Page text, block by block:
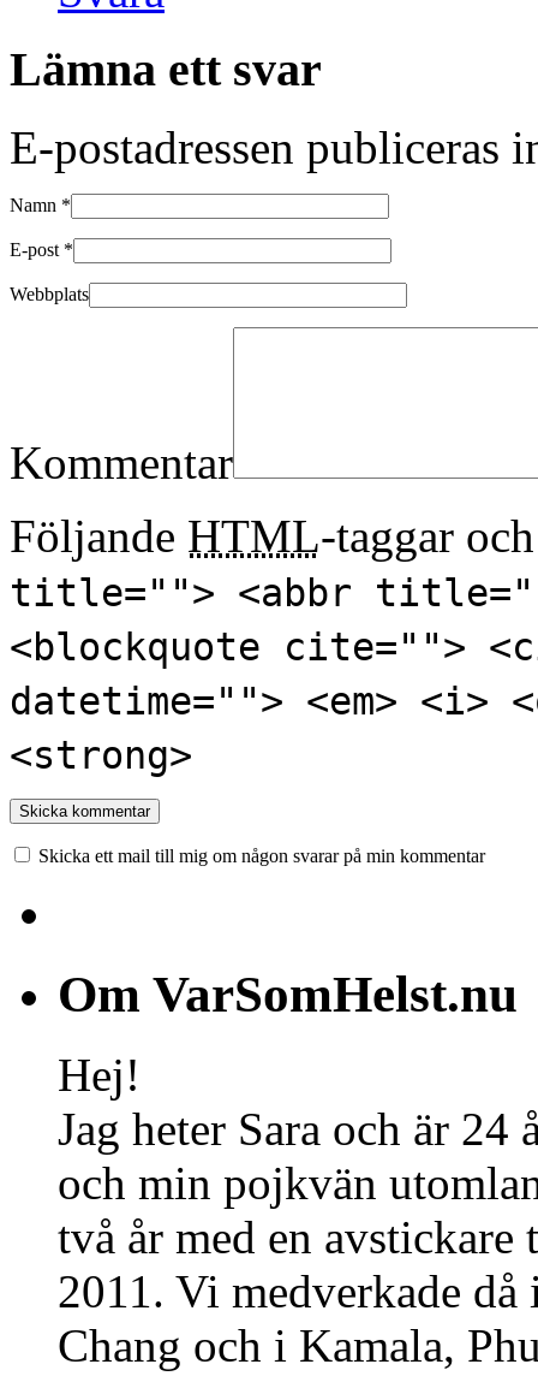
Lämna ett svar
E-postadressen
Namn *
E-post *
Webbplats
Kommentar
Följande HTML-taggar
title=""> <abbr
<blockquote cite="">
datetime=""> <em>
<strong>
Skicka ett mail till mig om någon svarar på min kommentar
Om VarSomHelst.nu
Hej!
Jag heter Sara och är
och min pojkvän
två år med en
2011. Vi medverkade då
Chang och i Kamala,